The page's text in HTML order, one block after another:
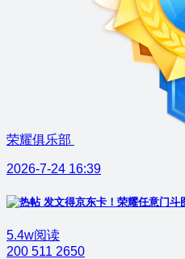
荣耀俱乐部
2026-7-24 16:39
发文得京东卡！荣耀任意门斗
5.4w阅读
200 511 2650